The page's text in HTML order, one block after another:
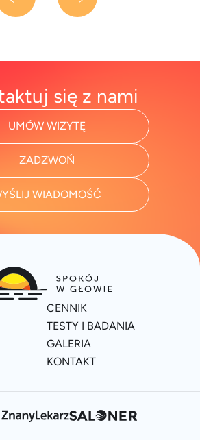
się z nami
UMÓW WIZYTĘ
ZADZWOŃ
WIADOMOŚĆ
CENNIK
TESTY I BADANIA
GALERIA
KONTAKT